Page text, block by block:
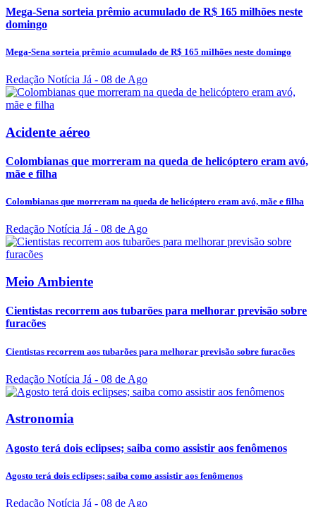
Mega-Sena sorteia prêmio acumulado de R$ 165 milhões neste
domingo
Mega-Sena sorteia prêmio acumulado de R$ 165 milhões neste domingo
Redação Notícia Já - 08 de Ago
Acidente aéreo
Colombianas que morreram na queda de helicóptero eram avó,
mãe e filha
Colombianas que morreram na queda de helicóptero eram avó, mãe e filha
Redação Notícia Já - 08 de Ago
Meio Ambiente
Cientistas recorrem aos tubarões para melhorar previsão sobre
furacões
Cientistas recorrem aos tubarões para melhorar previsão sobre furacões
Redação Notícia Já - 08 de Ago
Astronomia
Agosto terá dois eclipses; saiba como assistir aos fenômenos
Agosto terá dois eclipses; saiba como assistir aos fenômenos
Redação Notícia Já - 08 de Ago